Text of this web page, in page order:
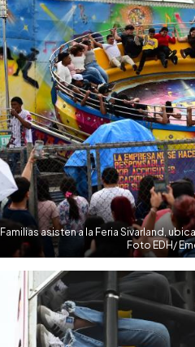
Familias asisten a la Feria Sivarland,
Foto EDH/